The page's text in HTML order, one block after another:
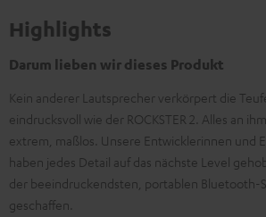
Highlights
Darum lieben wir dieses Produkt
Kein anderer Lautsprecher verkörpert die
eindrucksvoll wie der ROCKSTER 2. Alles an
extrem, maßlos. Unsere Entwicklerinnen und
haben jedes Detail auf das nächste Level
der beeindruckendsten, portablen Bluetooth-
geschaffen.